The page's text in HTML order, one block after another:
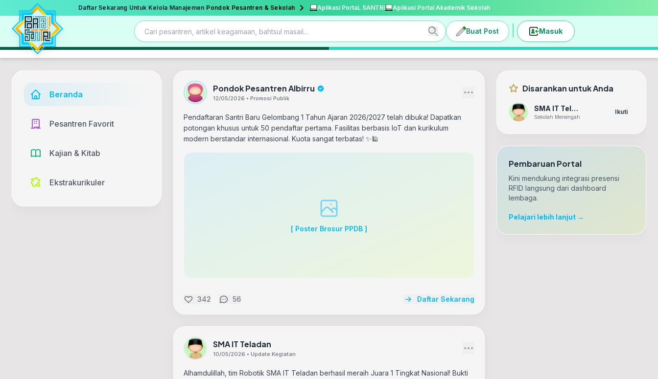
Daftar Sekarang Untuk Kelola Manajemen Pondok Pesantren & Sekolah Aplikasi PortaL SANTRI Aplikasi Portal Akademik Sekolah
Buat Post Masuk
Beranda
Pesantren Favorit
Kajian & Kitab
Ekstrakurikuler
Pondok Pesantren Albirru
12/05/2026 • Promosi Publik
Pendaftaran Santri Baru Gelombang 1 Tahun Ajaran 2026/2027 telah dibuka! Dapatkan
potongan khusus untuk 50 pendaftar pertama. Fasilitas berbasis IoT dan kurikulum
modern berstandar internasional. Kuota sangat terbatas! ✨🕌
[ Poster Brosur PPDB ]
342 56 Daftar Sekarang
SMA IT Teladan
10/05/2026 • Update Kegiatan
Alhamdulillah, tim Robotik SMA IT Teladan berhasil meraih Juara 1 Tingkat Nasional! Bukti
Disarankan untuk Anda
SMA IT Teladan
Sekolah Menengah
Ikuti
Pembaruan Portal
Kini mendukung integrasi presensi
RFID langsung dari dashboard
lembaga.
Pelajari lebih lanjut →